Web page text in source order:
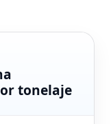
tonelaje